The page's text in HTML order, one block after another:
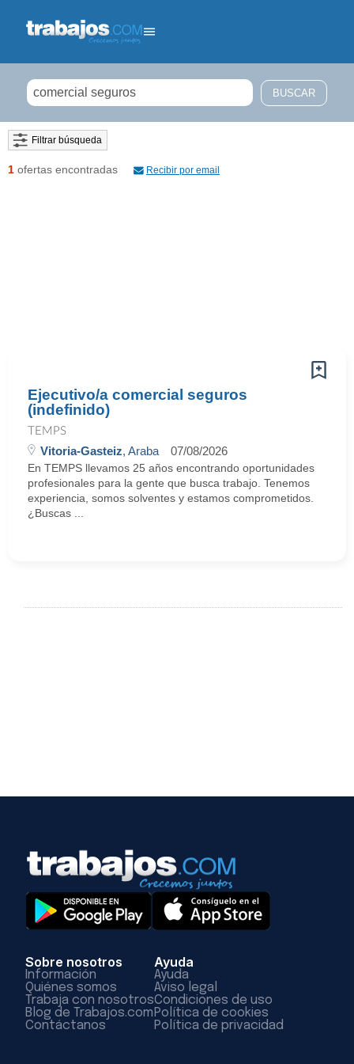
Filtrar búsqueda
1 ofertas encontradas Recibir por email
Ejecutivo/a comercial seguros
(indefinido)
TEMPS
Vitoria-Gasteiz, Araba 07/08/2026
En TEMPS llevamos 25 años encontrando oportunidades
profesionales para la gente que busca trabajo. Tenemos
experiencia, somos solventes y estamos comprometidos.
¿Buscas ...
Sobre nosotros
Información
Quiénes somos
Trabaja con nosotros
Blog de Trabajos.com
Contáctanos
Ayuda
Ayuda
Aviso legal
Condiciones de uso
Política de cookies
Política de privacidad